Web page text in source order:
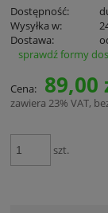
Dostępność:
Wysyłka w:
Dostawa:
Cena nie
sprawdź formy
Cena: 89,00
zawiera 23% VAT,
szt.